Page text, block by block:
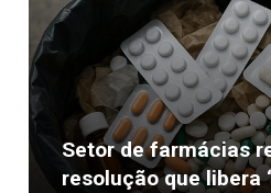
Setor de farmácias
resolução que libera